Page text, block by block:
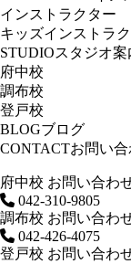
インストラクター
キッズインストラ
STUDIOスタジオ案
府中校
調布校
登戸校
BLOGブログ
CONTACTお問い
府中校 お問い合わ
042-310-9805
調布校 お問い合わ
042-426-4075
登戸校 お問い合わ